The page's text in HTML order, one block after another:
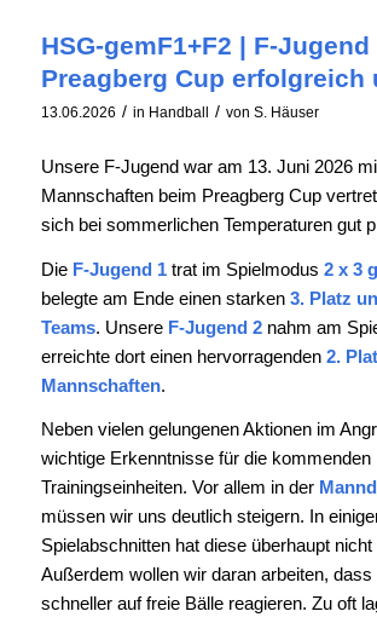
HSG-gemF1+F2 | F-
Preagberg Cup erfolgreich
13.06.2026 / in Handball / von S. Häuser
Unsere F-Jugend war am 13. Juni 2026
Mannschaften beim Preagberg Cup
sich bei sommerlichen Temperaturen gut
Die F-Jugend 1trat im Spielmodus 2 x 3
belegte am Ende einen starken 3. Platz
Teams. Unsere F-Jugend 2nahm am
erreichte dort einen hervorragenden 2.
Mannschaften.
Neben vielen gelungenen Aktionen im
wichtige Erkenntnisse für die kommenden
Trainingseinheiten. Vor allem in der
müssen wir uns deutlich steigern. In
Spielabschnitten hat diese überhaupt nicht
Außerdem wollen wir daran arbeiten,
schneller auf freie Bälle reagieren. Zu oft